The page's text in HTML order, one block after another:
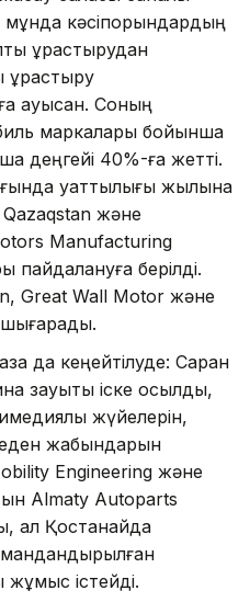
кәсіпорындардың
құрастырудан
құрастыру
ауысқан. Соның
маркалары бойынша
деңгейі 40%-ға жетті.
қуаттылығы жылына
және
Manufacturing
пайдалануға берілді.
Great Wall Motor және
да кеңейтілуде: Саран
зауыты іске қосылды,
жүйелерін,
жабындарын
Engineering және
Almaty Autoparts
ал Қостанайда
жұмыс істейді.